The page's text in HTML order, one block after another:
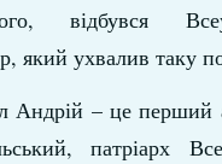
відбувся
який ухвалив таку
Андрій – це перший
патріарх